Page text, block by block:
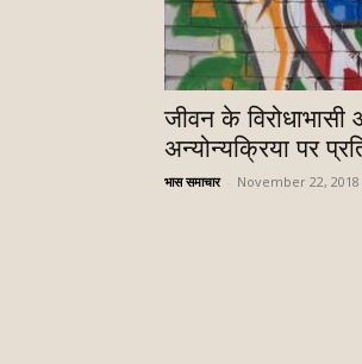
जीवन के विरोधाभासी
अन्योन्यक्रिया पर
भास समाचार November 22, 2018